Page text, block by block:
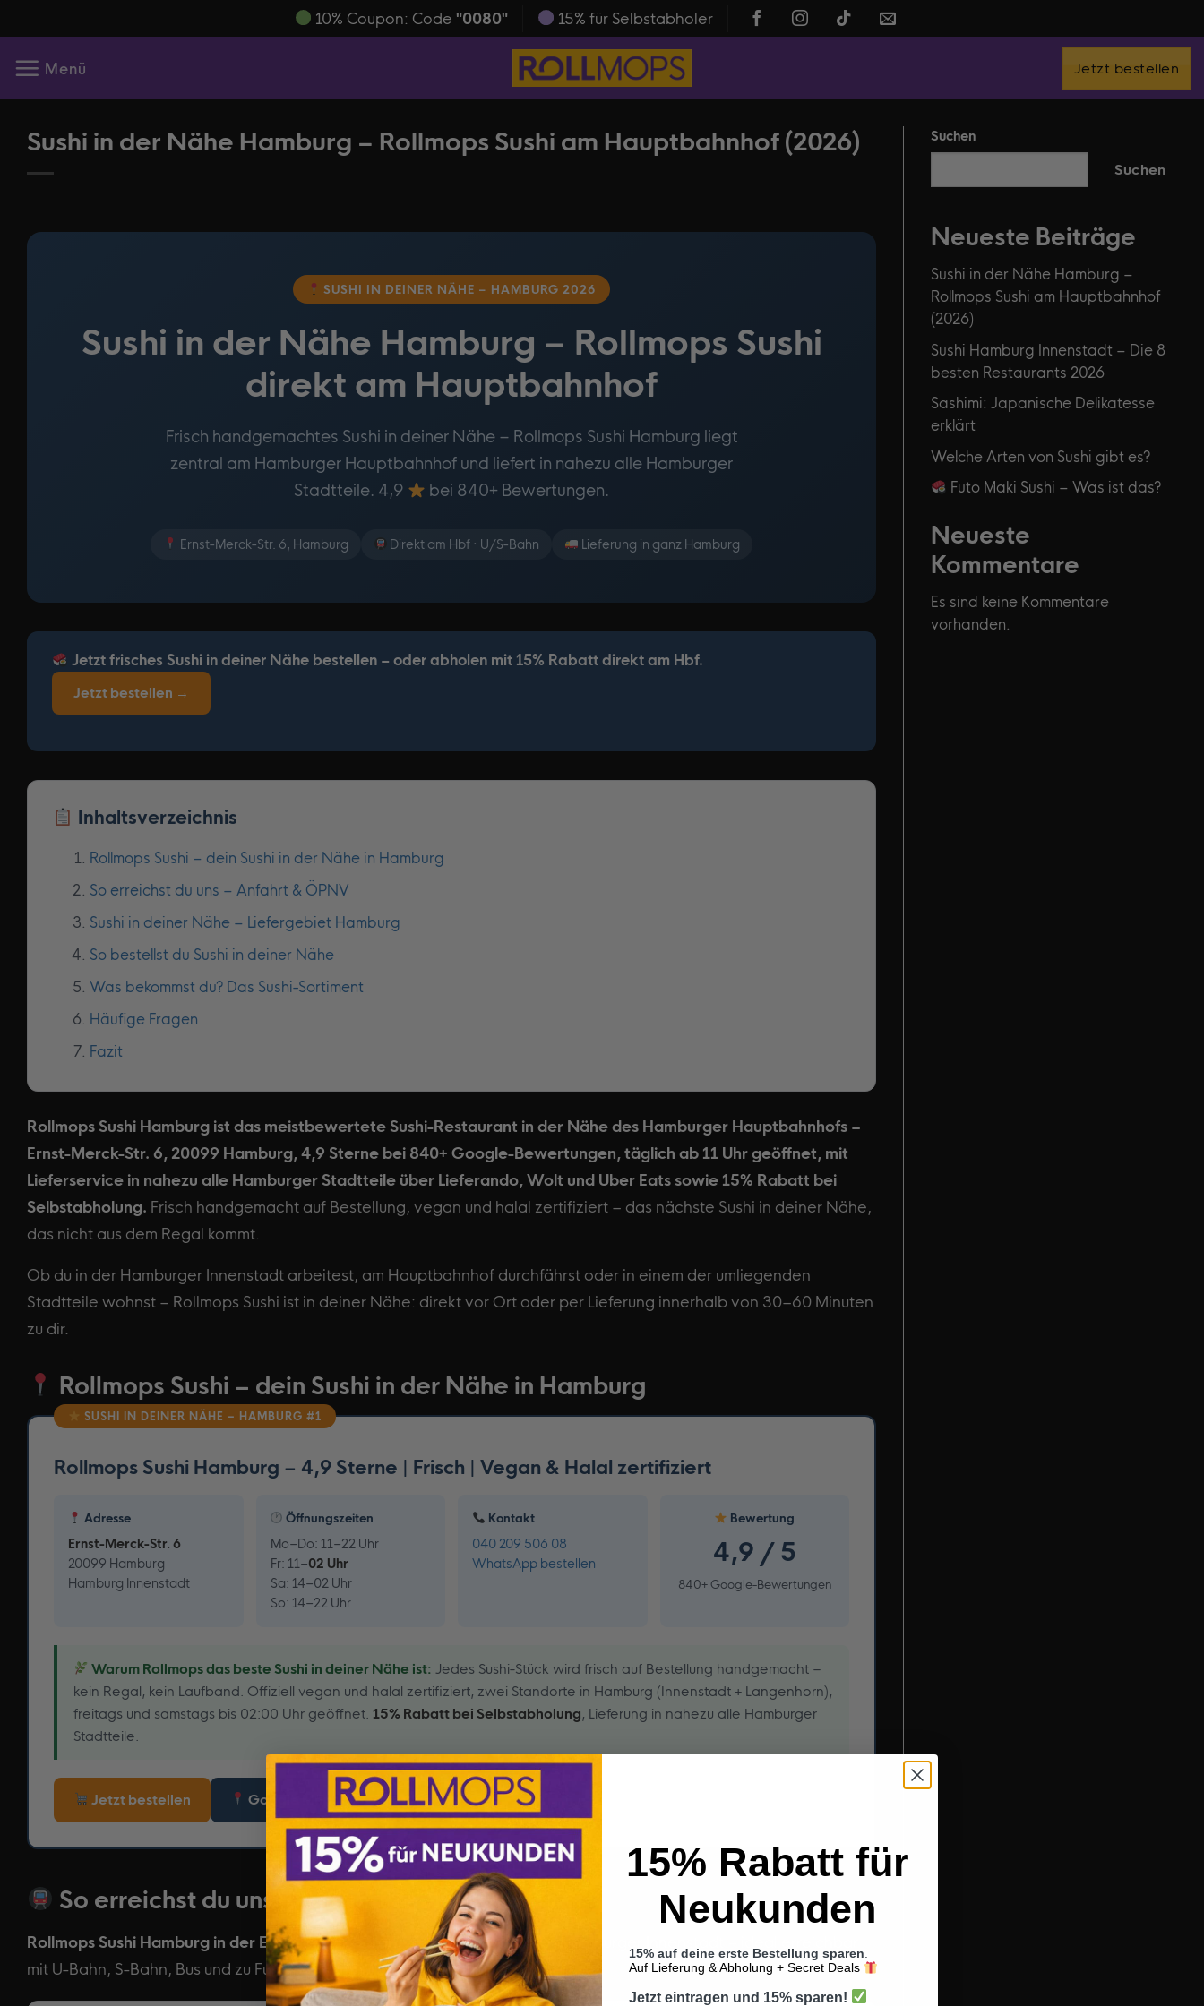
Inhalt
​ 10% Coupon: Code "0080" 15% für Selbstabholer
Menü Jetzt bestellen
Sushi in der Nähe Hamburg – Rollmops Sushi am Hauptbahnhof (2026)
SUSHI IN DEINER NÄHE – HAMBURG 2026
Sushi in der Nähe Hamburg – Rollmops Sushi
direkt am Hauptbahnhof
Frisch handgemachtes Sushi in deiner Nähe – Rollmops Sushi Hamburg liegt
zentral am Hamburger Hauptbahnhof und liefert in nahezu alle Hamburger
Stadtteile. 4,9
bei 840+ Bewertungen.
Ernst-Merck-Str. 6, Hamburg Direkt am Hbf · U/S-Bahn Lieferung in ganz Hamburg
Jetzt frisches Sushi in deiner Nähe bestellen – oder abholen mit 15% Rabatt direkt am Hbf.
Jetzt bestellen →
Inhaltsverzeichnis
Rollmops Sushi – dein Sushi in der Nähe in Hamburg
So erreichst du uns – Anfahrt & ÖPNV
Sushi in deiner Nähe – Liefergebiet Hamburg
So bestellst du Sushi in deiner Nähe
Was bekommst du? Das Sushi-Sortiment
Häufige Fragen
Fazit
Rollmops Sushi Hamburg ist das meistbewertete Sushi-Restaurant in der Nähe des Hamburger Hauptbahnhofs –
Ernst-Merck-Str. 6, 20099 Hamburg, 4,9 Sterne bei 840+ Google-Bewertungen, täglich ab 11 Uhr geöffnet, mit
Lieferservice in nahezu alle Hamburger Stadtteile über Lieferando, Wolt und Uber Eats sowie 15% Rabatt bei
Selbstabholung. Frisch handgemacht auf Bestellung, vegan und halal zertifiziert – das nächste Sushi in deiner Nähe,
das nicht aus dem Regal kommt.
Ob du in der Hamburger Innenstadt arbeitest, am Hauptbahnhof durchfährst oder in einem der umliegenden
Stadtteile wohnst – Rollmops Sushi ist in deiner Nähe: direkt vor Ort oder per Lieferung innerhalb von 30–60 Minuten
zu dir.
Rollmops Sushi – dein Sushi in der Nähe in Hamburg
SUSHI IN DEINER NÄHE – HAMBURG #1
Rollmops Sushi Hamburg – 4,9 Sterne | Frisch | Vegan & Halal zertifiziert
Adresse
Ernst-Merck-Str. 6
20099 Hamburg
Hamburg Innenstadt
Öffnungszeiten
Mo–Do: 11–22 Uhr
Fr: 11–02 Uhr
Sa: 14–02 Uhr
So: 14–22 Uhr
Kontakt
040 209 506 08
WhatsApp bestellen
Bewertung
4,9 / 5
840+ Google-Bewertungen
Warum Rollmops das beste Sushi in deiner Nähe ist: Jedes Sushi-Stück wird frisch auf Bestellung handgemacht –
kein Regal, kein Laufband. Offiziell vegan und halal zertifiziert, zwei Standorte in Hamburg (Innenstadt + Langenhorn),
freitags und samstags bis 02:00 Uhr geöffnet. 15% Rabatt bei Selbstabholung, Lieferung in nahezu alle Hamburger
Stadtteile.
Jetzt bestellen Google Maps WhatsApp
So erreichst du uns – Anfahrt & ÖPNV
Rollmops Sushi Hamburg in der Ernst-Merck-Straße 6 liegt zentral in der Hamburger Innenstadt – ideal erreichbar
mit U-Bahn, S-Bahn, Bus und zu Fuß vom Hamburger Hauptbahnhof:
Suchen
Suchen
Neueste Beiträge
Sushi in der Nähe Hamburg –
Rollmops Sushi am Hauptbahnhof
(2026)
Sushi Hamburg Innenstadt – Die 8
besten Restaurants 2026
Sashimi: Japanische Delikatesse
erklärt
Welche Arten von Sushi gibt es?
Futo Maki Sushi – Was ist das?
Neueste
Kommentare
Es sind keine Kommentare
vorhanden.
15% Rabatt für
Neukunden
15% auf deine erste Bestellung sparen.
Auf Lieferung & Abholung + Secret Deals
Jetzt eintragen und 15% sparen!